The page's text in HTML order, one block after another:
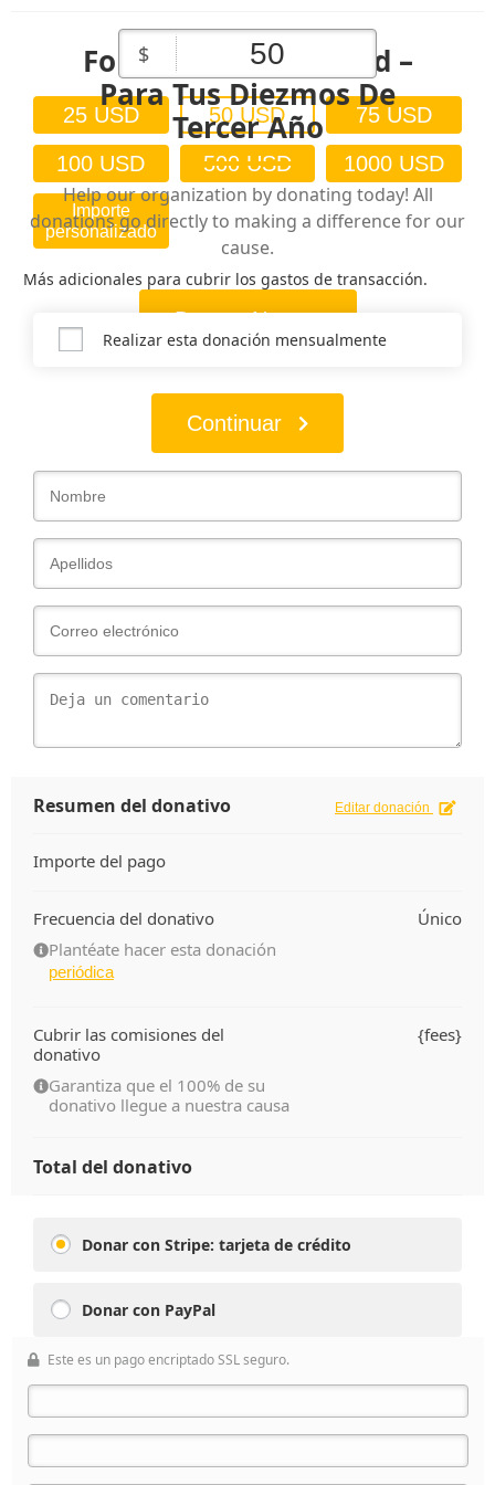
Fondo Chen & Chesed –
Para Tus Diezmos De
Tercer Año
Help our organization by donating today! All
donations go directly to making a difference for our
cause.
Donate Now
$
25 USD 50 USD
75 USD
100 USD
500 USD 1000 USD
Importe
personalizado
Más adicionales para cubrir los gastos de transacción.
Realizar esta donación mensualmente
Continuar
Resumen del donativo Editar donación
Importe del pago
Frecuencia del donativo
Plantéate hacer esta donación
periódica
Único
Cubrir las comisiones del
donativo
Garantiza que el 100% de su
donativo llegue a nuestra causa
{fees}
Total del donativo
Donar con Stripe: tarjeta de crédito
Donar con PayPal
Este es un pago encriptado SSL seguro.